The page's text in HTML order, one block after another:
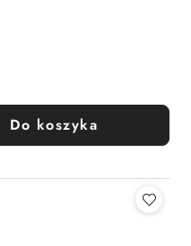
Do koszyka